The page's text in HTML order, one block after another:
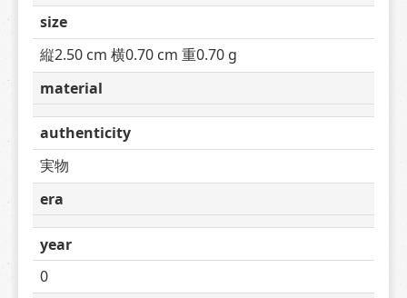
size
縦2.50 cm 横0.70 cm 重0.70 g
material
authenticity
実物
era
year
0